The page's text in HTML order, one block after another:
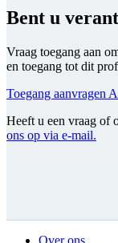
Bent u
Vraag toegang aan
en toegang tot dit
Toegang aanvragen
Heeft u een vraag of
ons op via e-mail.
Over ons